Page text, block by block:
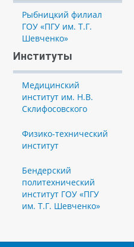
Рыбницкий филиал
ГОУ «ПГУ им. Т.Г.
Шевченко»
Институты
Медицинский
институт им. Н.В.
Склифосовского
Физико-технический
институт
Бендерский
политехнический
институт ГОУ «ПГУ
им. Т.Г. Шевченко»